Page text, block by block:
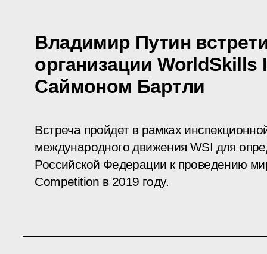
Владимир Путин
организации WorldSkills
Саймоном Бартли
Встреча пройдет в рамках
международного движения WSI для
Российской Федерации к проведению
Competition в 2019 году.